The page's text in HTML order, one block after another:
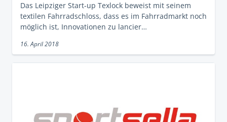
Das Leipziger Start-up Texlock beweist mit seinem
textilen Fahrradschloss, dass es im Fahrradmarkt noch
möglich ist, Innovationen zu lancier…
16. April 2018